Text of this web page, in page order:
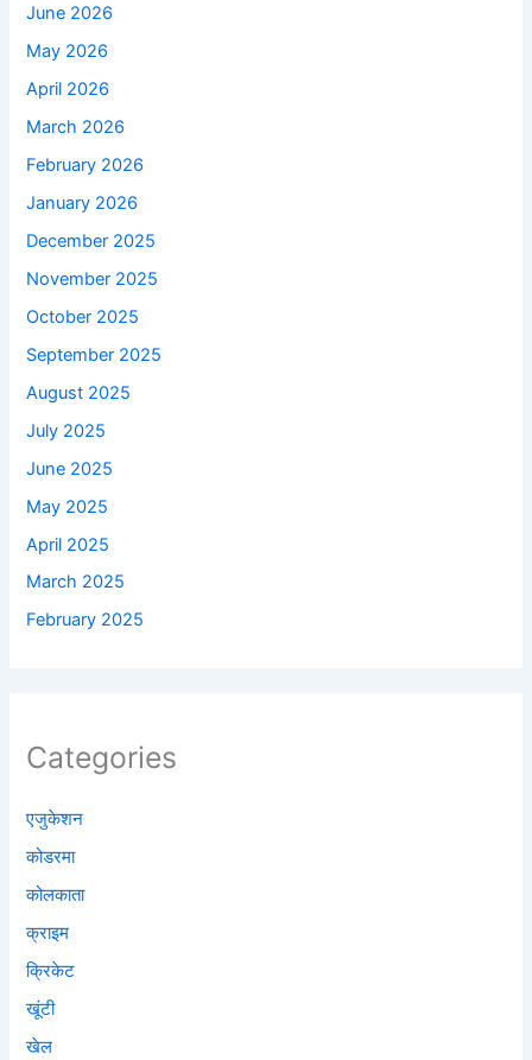
June 2026
May 2026
April 2026
March 2026
February 2026
January 2026
December 2025
November 2025
October 2025
September 2025
August 2025
July 2025
June 2025
May 2025
April 2025
March 2025
February 2025
Categories
एजुकेशन
कोडरमा
कोलकाता
क्राइम
क्रिकेट
खूंटी
खेल